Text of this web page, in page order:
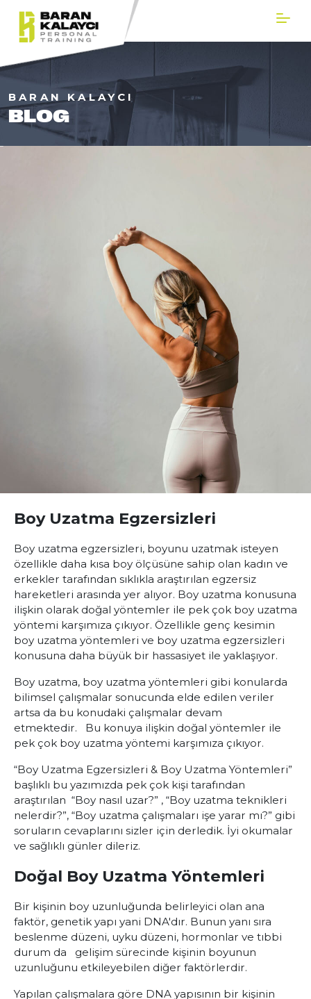
BARAN KALAYCI
BLOG
Boy Uzatma Egzersizleri
Boy uzatma egzersizleri, boyunu uzatmak isteyen
özellikle daha kısa boy ölçüsüne sahip olan kadın ve
erkekler tarafından sıklıkla araştırılan egzersiz
hareketleri arasında yer alıyor. Boy uzatma konusuna
ilişkin olarak doğal yöntemler ile pek çok boy uzatma
yöntemi karşımıza çıkıyor. Özellikle genç kesimin
boy uzatma yöntemleri ve boy uzatma egzersizleri
konusuna daha büyük bir hassasiyet ile yaklaşıyor.
Boy uzatma, boy uzatma yöntemleri gibi konularda
bilimsel çalışmalar sonucunda elde edilen veriler
artsa da bu konudaki çalışmalar devam
etmektedir. Bu konuya ilişkin doğal yöntemler ile
pek çok boy uzatma yöntemi karşımıza çıkıyor.
“Boy Uzatma Egzersizleri & Boy Uzatma Yöntemleri”
başlıklı bu yazımızda pek çok kişi tarafından
araştırılan “Boy nasıl uzar?” , “Boy uzatma teknikleri
nelerdir?”, “Boy uzatma çalışmaları işe yarar mı?” gibi
soruların cevaplarını sizler için derledik. İyi okumalar
ve sağlıklı günler dileriz.
Doğal Boy Uzatma Yöntemleri
Bir kişinin boy uzunluğunda belirleyici olan ana
faktör, genetik yapı yani DNA'dır. Bunun yanı sıra
beslenme düzeni, uyku düzeni, hormonlar ve tıbbi
durum da gelişim sürecinde kişinin boyunun
uzunluğunu etkileyebilen diğer faktörlerdir.
Yapılan çalışmalara göre DNA yapısının bir kişinin